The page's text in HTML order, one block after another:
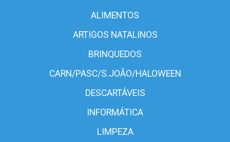
ALIMENTOS
ARTIGOS NATALINOS
BRINQUEDOS
CARN/PASC/S.JOÃO/HALOWEEN
DESCARTÁVEIS
INFORMÁTICA
LIMPEZA